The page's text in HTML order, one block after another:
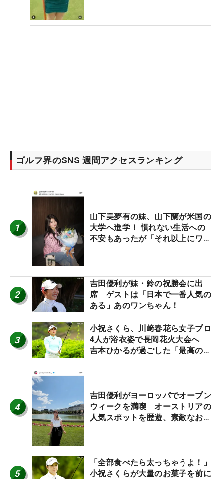
ゴルフ界のSNS 週間アクセスランキング
1
山下美夢有の妹、山下蘭が米国の
大学へ進学！ 慣れない生活への
不安もあったが「それ以上にワク
2
吉田優利が妹・鈴の祝勝会に出
席 ゲストは「日本で一番人気の
ある」あのワンちゃん！
3
小祝さくら、川﨑春花ら女子プロ
4人が浴衣姿で長岡花火大会へ
吉本ひかるが過ごした「最高の夏
4
吉田優利がヨーロッパでオープン
ウィークを満喫 オーストリアの
人気スポットを歴遊、素敵なお土
5
「全部食べたら太っちゃうよ！」
小祝さくらが大量のお菓子を前に